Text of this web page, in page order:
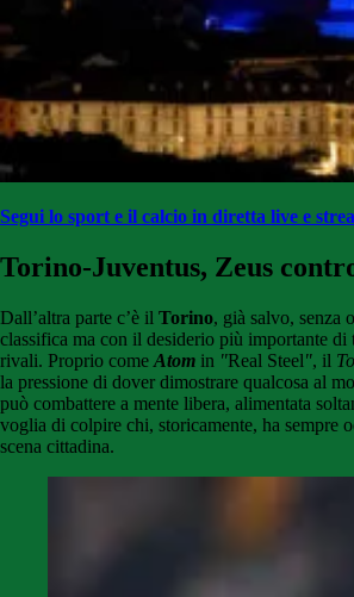
Segui lo sport e il calcio in diretta live e
Torino-Juventus, Zeus
Dall’altra parte c’è il Torino, già salvo, senza
classifica ma con il desiderio più importante
rivali. Proprio come Atom in "Real Steel", il
la pressione di dover dimostrare qualcosa al
può combattere a mente libera, alimentata
voglia di colpire chi, storicamente, ha sempre
scena cittadina.